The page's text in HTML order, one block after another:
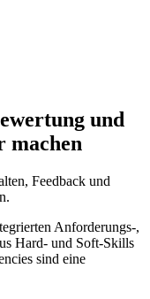
und
machen
Feedback und
Anforderungs-,
Hard- und Soft-Skills
sind eine